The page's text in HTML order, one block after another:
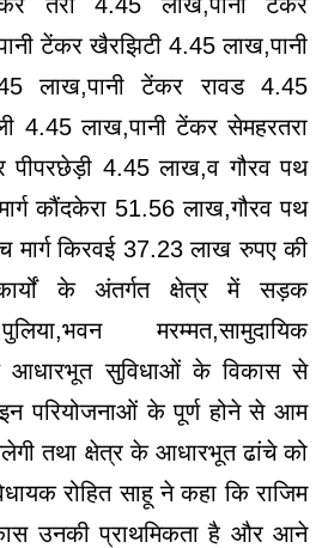
टेंकर खैरझिटी 4.45 लाख,पानी
लाख,पानी टेंकर रावड 4.45
4.45 लाख,पानी टेंकर सेमहरतरा
पीपरछेड़ी 4.45 लाख,व गौरव पथ
मार्ग कौंदकेरा 51.56 लाख,गौरव पथ
मार्ग किरवई 37.23 लाख रुपए की
के अंतर्गत क्षेत्र में सड़क
मरम्मत,सामुदायिक
आधारभूत सुविधाओं के विकास से
परियोजनाओं के पूर्ण होने से आम
तथा क्षेत्र के आधारभूत ढांचे को
रोहित साहू ने कहा कि राजिम
उनकी प्राथमिकता है और आने